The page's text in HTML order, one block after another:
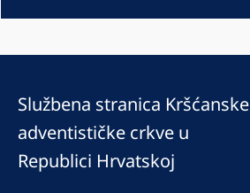
Službena stranica Kršćanske
adventističke crkve u
Republici Hrvatskoj